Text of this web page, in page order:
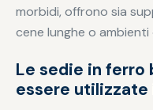
morbidi, offrono sia
cene lunghe o
Le sedie in
essere utilizzate